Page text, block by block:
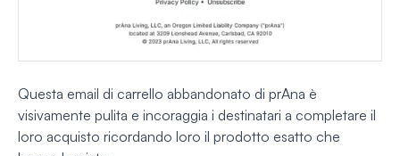
Questa email di carrello abbandonato di prAna è
visivamente pulita e incoraggia i destinatari a completare il
loro acquisto ricordando loro il prodotto esatto che